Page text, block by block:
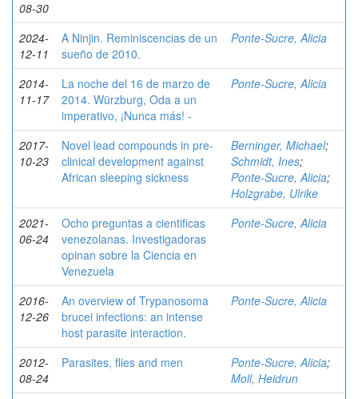
08-30
2024-
12-11
A Ninjin. Reminiscencias de un
sueño de 2010.
Ponte-Sucre, Alicia
2014-
11-17
La noche del 16 de marzo de
2014. Würzburg, Oda a un
imperativo, ¡Nunca más! -
Ponte-Sucre, Alicia
2017-
10-23
Novel lead compounds in pre-
clinical development against
African sleeping sickness
Berninger, Michael;
Schmidt, Ines;
Ponte-Sucre, Alicia;
Holzgrabe, Ulrike
2021-
06-24
Ocho preguntas a cientificas
venezolanas. Investigadoras
opinan sobre la Ciencia en
Venezuela
Ponte-Sucre, Alicia
2016-
12-26
An overview of Trypanosoma
brucei infections: an intense
host parasite interaction.
Ponte-Sucre, Alicia
2012-
08-24
Parasites, flies and men Ponte-Sucre, Alicia;
Moll, Heidrun